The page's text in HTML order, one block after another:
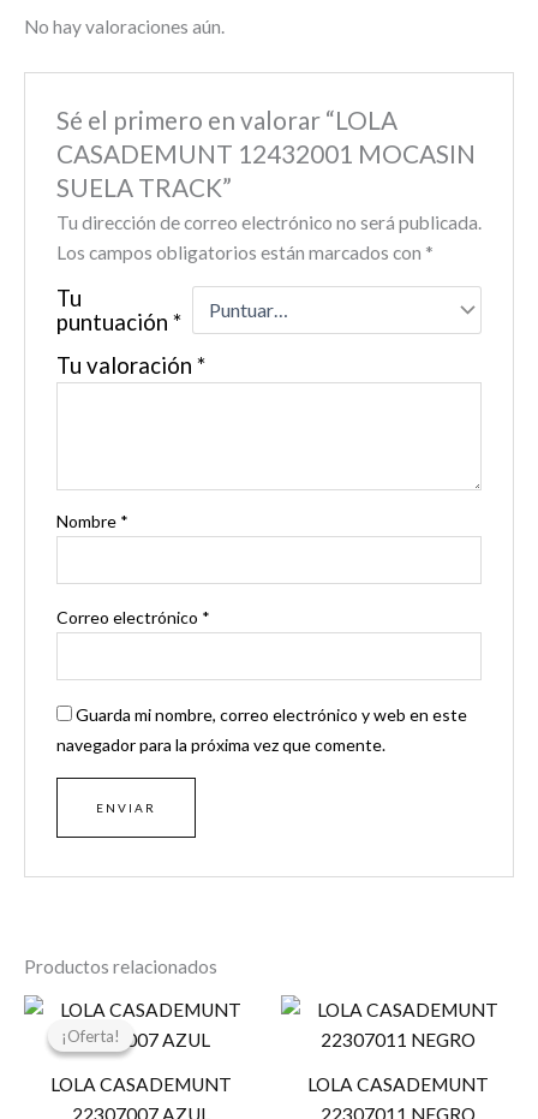
No hay valoraciones aún.
Sé el primero en valorar “LOLA
CASADEMUNT 12432001 MOCASIN
SUELA TRACK”
Tu dirección de correo electrónico no será publicada.
Los campos obligatorios están marcados con *
Tu
puntuación *
Tu valoración *
Nombre *
Correo electrónico *
Guarda mi nombre, correo electrónico y web en este
navegador para la próxima vez que comente.
Productos relacionados
¡Oferta!
¡Oferta!
LOLA CASADEMUNT
El
original
29,95 €.
El
actual
14,97 €.
LOLA CASADEMUNT